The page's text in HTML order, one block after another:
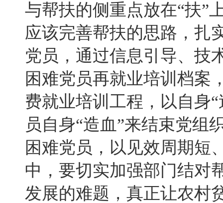
与帮扶的侧重点放在“扶”
应该完善帮扶的思路，扎
党员，通过信息引导、技
困难党员再就业培训档案
费就业培训工程，以自身
员自身“造血”来结束党组
困难党员，以见效周期短
中，要切实加强部门结对
发展的难题，真正让农村